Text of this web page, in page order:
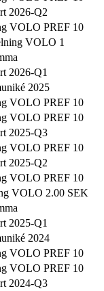
2026-Q2
VOLO PREF 10
VOLO 1
2026-Q1
2025
VOLO PREF 10
VOLO PREF 10
2025-Q3
VOLO PREF 10
2025-Q2
VOLO PREF 10
VOLO 2.00 SEK
2025-Q1
2024
VOLO PREF 10
VOLO PREF 10
2024-Q3